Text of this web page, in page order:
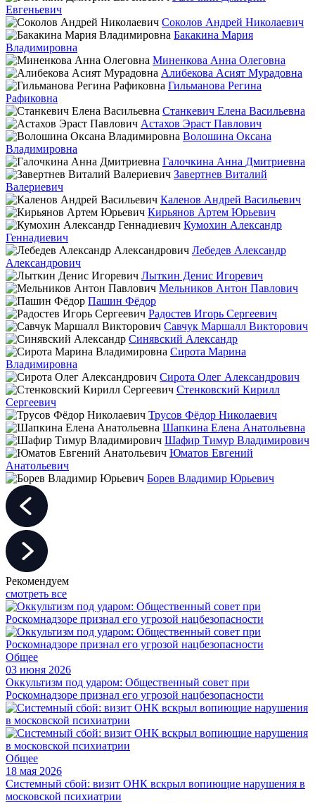
Евгеньевич
Соколов Андрей Николаевич
Бакакина Мария
Владимировна
Миненкова Анна Олеговна
Алибекова Асият Мурадовна
Гильманова Регина
Рафиковна
Станкевич Елена Васильевна
Астахов Эраст Павлович
Волошина Оксана
Владимировна
Галочкина Анна Дмитриевна
Завертнев Виталий
Валериевич
Каленов Андрей Васильевич
Кирьянов Артем Юрьевич
Кумохин Александр
Геннадиевич
Лебедев Александр
Александрович
Лыткин Денис Игоревич
Мельников Антон Павлович
Пашин Фёдор
Радостев Игорь Сергеевич
Савчук Маршалл Викторович
Синявский Александр
Сирота Марина
Владимировна
Сирота Олег Александрович
Стенковский Кирилл
Сергеевич
Трусов Фёдор Николаевич
Шапкина Елена Анатольевна
Шафир Тимур Владимирович
Юматов Евгений
Анатольевич
Борев Владимир Юрьевич
Рекомендуем
смотреть все
Общее
03 июня 2026
Оккультизм под ударом: Общественный совет при
Роскомнадзоре признал его угрозой нацбезопасности
Общее
18 мая 2026
Системный сбой: визит ОНК вскрыл вопиющие нарушения в
московской психиатрии